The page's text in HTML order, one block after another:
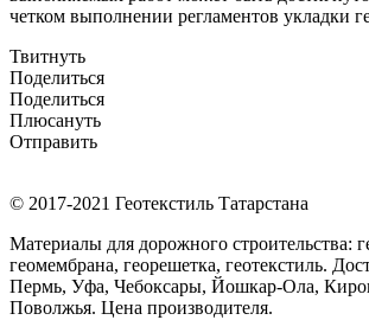
четком выполнении регламентов укладки
Твитнуть
Поделиться
Поделиться
Плюсануть
Отправить
© 2017-2021 Геотекстиль Татарстана
Материалы для дорожного строительства:
геомембрана, георешетка, геотекстиль.
Пермь, Уфа, Чебоксары, Йошкар-Ола,
Поволжья. Цена производителя.